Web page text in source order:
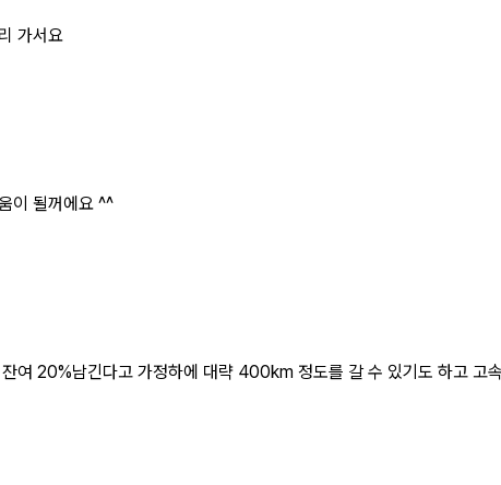
가서요
이 될꺼에요 ^^
여 20%남긴다고 가정하에 대략 400km 정도를 갈 수 있기도 하고